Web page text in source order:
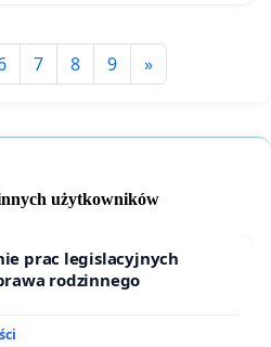
7 8 9 »
użytkowników
prac legislacyjnych
rodzinnego